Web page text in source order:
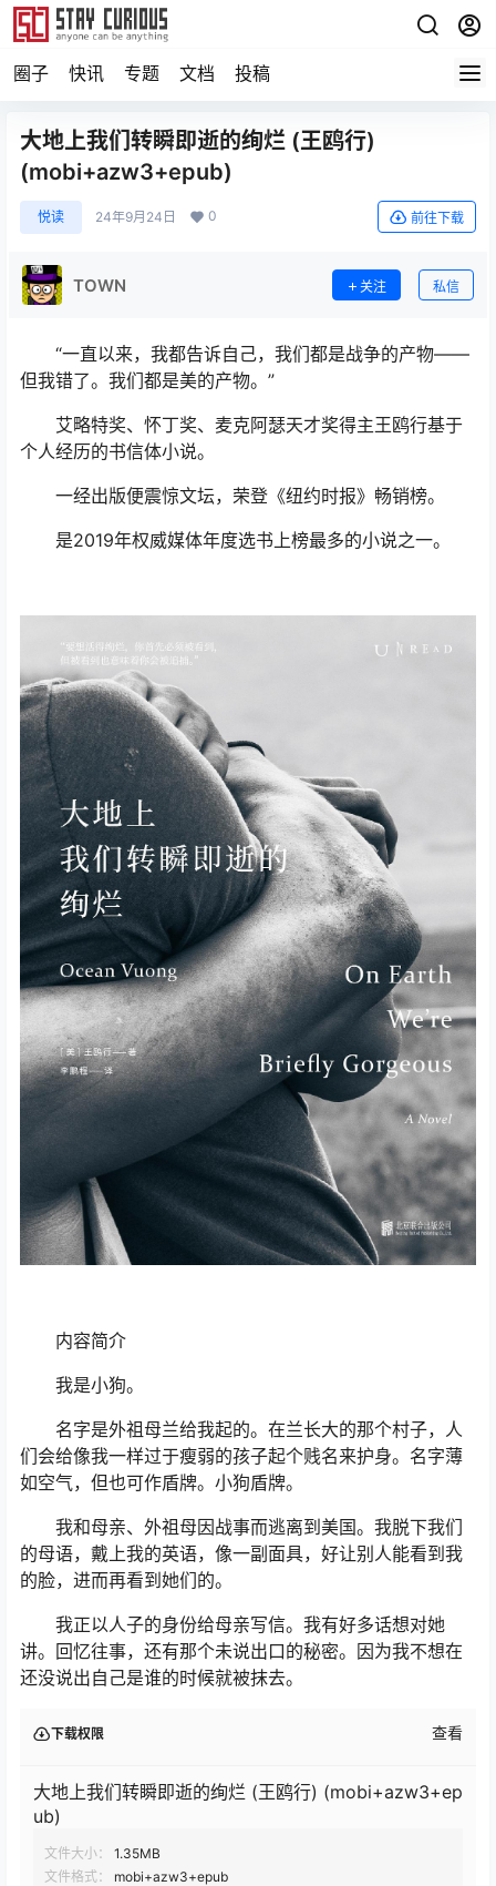
圈子 快讯 专题 文档 投稿
大地上我们转瞬即逝的绚烂 (王鸥行)
(mobi+azw3+epub)
悦读 24年9月24日 0 前往下载
TOWN 关注 私信
“一直以来，我都告诉自己，我们都是战争的产物——
但我错了。我们都是美的产物。”
艾略特奖、怀丁奖、麦克阿瑟天才奖得主王鸥行基于
个人经历的书信体小说。
一经出版便震惊文坛，荣登《纽约时报》畅销榜。
是2019年权威媒体年度选书上榜最多的小说之一。
内容简介
我是小狗。
名字是外祖母兰给我起的。在兰长大的那个村子，人
们会给像我一样过于瘦弱的孩子起个贱名来护身。名字薄
如空气，但也可作盾牌。小狗盾牌。
我和母亲、外祖母因战事而逃离到美国。我脱下我们
的母语，戴上我的英语，像一副面具，好让别人能看到我
的脸，进而再看到她们的。
我正以人子的身份给母亲写信。我有好多话想对她
讲。回忆往事，还有那个未说出口的秘密。因为我不想在
还没说出自己是谁的时候就被抹去。
下载权限 查看
大地上我们转瞬即逝的绚烂 (王鸥行) (mobi+azw3+ep
ub)
文件大小：
1.35MB
文件格式：
mobi+azw3+epub